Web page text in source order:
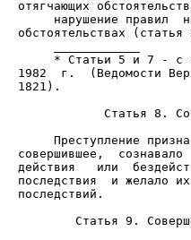
нарушение правил
* Статьи 5 и 7 - с
1982  г.  (Ведомости
1821).
Статья 8.
Преступление
совершившее,
действия   или
последствия  и желало
последствий.
Статья 9.